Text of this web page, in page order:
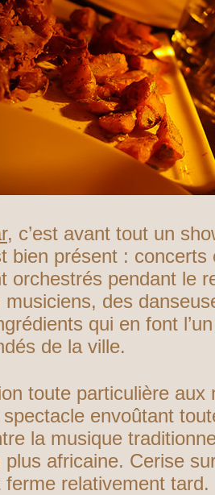
, c’est avant tout un
bien présent : concerts
orchestrés pendant le
musiciens, des
qui en font
de la ville.
toute particulière aux
envoûtant
la musique
plus africaine. Cerise
ferme relativement tard.